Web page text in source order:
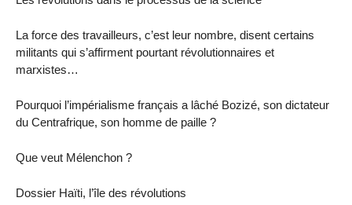
La force des travailleurs, c’est leur nombre, disent certains
militants qui s’affirment pourtant révolutionnaires et
marxistes…
Pourquoi l’impérialisme français a lâché Bozizé, son dictateur
du Centrafrique, son homme de paille ?
Que veut Mélenchon ?
Dossier Haïti, l’île des révolutions